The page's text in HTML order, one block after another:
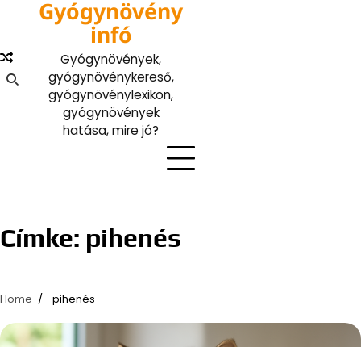
content
Gyógynövény
infó
Gyógynövények,
gyógynövénykereső,
gyógynövénylexikon,
gyógynövények
hatása, mire jó?
Címke: pihenés
Home pihenés